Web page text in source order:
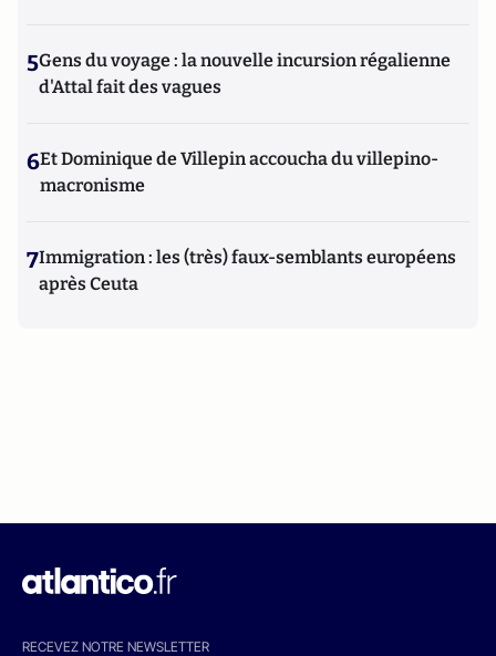
5Gens du voyage : la nouvelle incursion régalienne
d'Attal fait des vagues
6Et Dominique de Villepin accoucha du villepino-
macronisme
7Immigration : les (très) faux-semblants européens
après Ceuta
RECEVEZ NOTRE NEWSLETTER